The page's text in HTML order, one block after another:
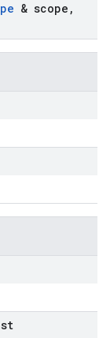
& scope ,